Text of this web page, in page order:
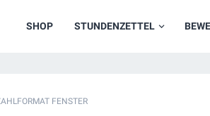
SHOP STUNDENZETTEL
FENSTER